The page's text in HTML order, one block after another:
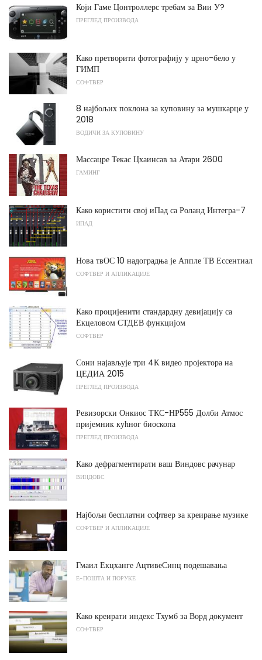
Који Гаме Цонтроллерс требам за Вии У?
ПРЕГЛЕД ПРОИЗВОДА
Како претворити фотографију у црно-бело у
ГИМП
СОФТВЕР
8 најбољих поклона за куповину за мушкарце у
2018
ВОДИЧИ ЗА КУПОВИНУ
Массацре Текас Цхаинсав за Атари 2600
ГАМИНГ
Како користити свој иПад са Роланд Интегра-7
ИПАД
Нова твОС 10 надоградња је Аппле ТВ Ессентиал
СОФТВЕР И АПЛИКАЦИЈЕ
Како процијенити стандардну девијацију са
Екцеловом СТДЕВ функцијом
СОФТВЕР
Сони најављује три 4К видео пројектора на
ЦЕДИА 2015
ПРЕГЛЕД ПРОИЗВОДА
Ревизорски Онкиос ТКС-НР555 Долби Атмос
пријемник кућног биоскопа
ПРЕГЛЕД ПРОИЗВОДА
Како дефрагментирати ваш Виндовс рачунар
ВИНДОВС
Најбољи бесплатни софтвер за креирање музике
СОФТВЕР И АПЛИКАЦИЈЕ
Гмаил Екцханге АцтивеСинц подешавања
Е-ПОШТА И ПОРУКЕ
Како креирати индекс Тхумб за Ворд документ
СОФТВЕР